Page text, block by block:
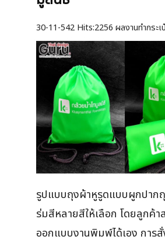
30-11-542 Hits:2256 ผลงานทำกระเ
รูปแบบถุงผ้าหูรูดแบบผูกปาก
ร่มสีหลายสีให้เลือก โดยลูกค้า
ออกแบบงานพิมพ์ได้เอง การ